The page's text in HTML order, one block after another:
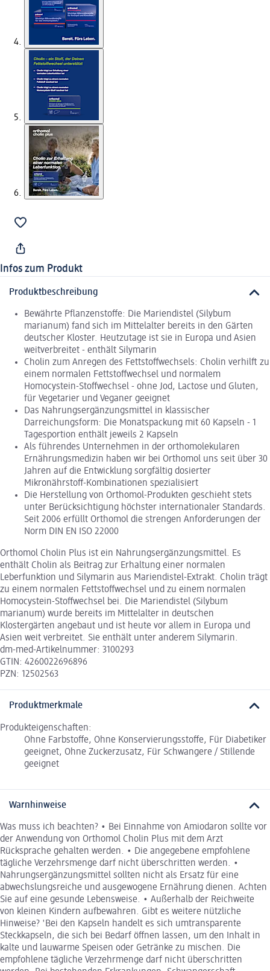
Infos zum Produkt
Produktbeschreibung
Bewährte Pflanzenstoffe: Die Mariendistel (Silybum
marianum) fand sich im Mittelalter bereits in den Gärten
deutscher Kloster. Heutzutage ist sie in Europa und Asien
weitverbreitet - enthält Silymarin
Cholin zum Anregen des Fettstoffwechsels: Cholin verhilft zu
einem normalen Fettstoffwechsel und normalem
Homocystein-Stoffwechsel - ohne Jod, Lactose und Gluten,
für Vegetarier und Veganer geeignet
Das Nahrungsergänzungsmittel in klassischer
Darreichungsform: Die Monatspackung mit 60 Kapseln - 1
Tagesportion enthält jeweils 2 Kapseln
Als führendes Unternehmen in der orthomolekularen
Ernährungsmedizin haben wir bei Orthomol uns seit über 30
Jahren auf die Entwicklung sorgfältig dosierter
Mikronährstoff-Kombinationen spezialisiert
Die Herstellung von Orthomol-Produkten geschieht stets
unter Berücksichtigung höchster internationaler Standards.
Seit 2006 erfüllt Orthomol die strengen Anforderungen der
Norm DIN EN ISO 22000
Orthomol Cholin Plus ist ein Nahrungsergänzungsmittel. Es
enthält Cholin als Beitrag zur Erhaltung einer normalen
Leberfunktion und Silymarin aus Mariendistel-Extrakt. Cholin trägt
zu einem normalen Fettstoffwechsel und zu einem normalen
Homocystein-Stoffwechsel bei. Die Mariendistel (Silybum
marianum) wurde bereits im Mittelalter in deutschen
Klostergärten angebaut und ist heute vor allem in Europa und
Asien weit verbreitet. Sie enthält unter anderem Silymarin.
dm-med-Artikelnummer: 3100293
GTIN: 4260022696896
PZN: 12502563
Produktmerkmale
Produkteigenschaften:
Ohne Farbstoffe, Ohne Konservierungsstoffe, Für Diabetiker
geeignet, Ohne Zuckerzusatz, Für Schwangere / Stillende
geeignet
Warnhinweise
Was muss ich beachten? • Bei Einnahme von Amiodaron sollte vor
der Anwendung von Orthomol Cholin Plus mit dem Arzt
Rücksprache gehalten werden. • Die angegebene empfohlene
tägliche Verzehrsmenge darf nicht überschritten werden. •
Nahrungsergänzungsmittel sollten nicht als Ersatz für eine
abwechslungsreiche und ausgewogene Ernährung dienen. Achten
Sie auf eine gesunde Lebensweise. • Außerhalb der Reichweite
von kleinen Kindern aufbewahren. Gibt es weitere nützliche
Hinweise? 'Bei den Kapseln handelt es sich umtransparente
Steckkapseln, die sich bei Bedarf öffnen lassen, um den Inhalt in
kalte und lauwarme Speisen oder Getränke zu mischen. Die
empfohlene tägliche Verzehrmenge darf nicht überschritten